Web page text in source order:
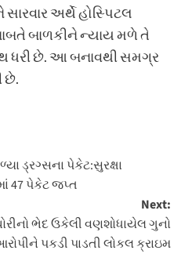
અર્થે હોસ્પિટલ
બાળકીને ન્યાય મળે તે
ધરી છે. આ બનાવથી સમગ્ર
છે.
ડ્રગ્સના પેકેટ:સુરક્ષા
47 પેકેટ જપ્ત
Next:
ભેદ ઉકેલી વણશોધાયેલ ગુનો
પકડી પાડતી લોકલ ક્રાઇમ